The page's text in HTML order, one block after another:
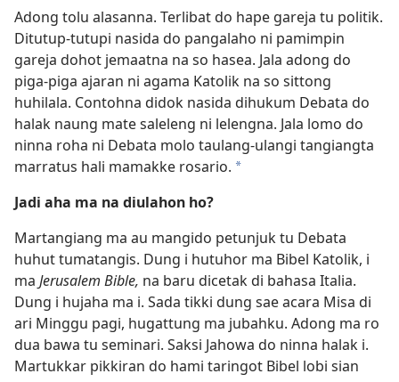
Adong tolu alasanna. Terlibat do hape gareja tu politik.
Ditutup-tutupi nasida do pangalaho ni pamimpin
gareja dohot jemaatna na so hasea. Jala adong do
piga-piga ajaran ni agama Katolik na so sittong
huhilala. Contohna didok nasida dihukum Debata do
halak naung mate saleleng ni lelengna. Jala lomo do
ninna roha ni Debata molo taulang-ulangi tangiangta
marratus hali mamakke rosario. *
Jadi aha ma na diulahon ho?
Martangiang ma au mangido petunjuk tu Debata
huhut tumatangis. Dung i hutuhor ma Bibel Katolik, i
ma Jerusalem Bible, na baru dicetak di bahasa Italia.
Dung i hujaha ma i. Sada tikki dung sae acara Misa di
ari Minggu pagi, hugattung ma jubahku. Adong ma ro
dua bawa tu seminari. Saksi Jahowa do ninna halak i.
Martukkar pikkiran do hami taringot Bibel lobi sian